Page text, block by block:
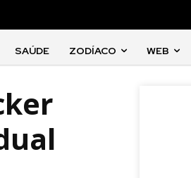
SAÚDE ZODÍACO WEB